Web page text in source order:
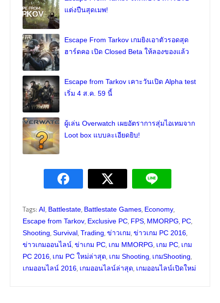
แต่งปืนสุดเมพ!
Escape From Tarkov เกมยิงเอาตัวรอดสุด
ฮาร์ดคอ เปิด Closed Beta ให้ลองของแล้ว
Escape from Tarkov เคาะวันเปิด Alpha test
เริ่ม 4 ส.ค. 59 นี้
ผู้เล่น Overwatch เผยอัตราการสุ่มไอเทมจาก
Loot box แบบละเอียดยิบ!
Tags: AI, Battlestate, Battlestate Games, Economy,
Escape from Tarkov, Exclusive PC, FPS, MMORPG, PC,
Shooting, Survival, Trading, ข่าวเกม, ข่าวเกม PC 2016,
ข่าวเกมออนไลน์, ข่าเกม PC, เกม MMORPG, เกม PC, เกม
PC 2016, เกม PC ใหม่ล่าสุด, เกม Shooting, เกมShooting,
เกมออนไลน์ 2016, เกมออนไลน์ล่าสุด, เกมออนไลน์เปิดใหม่